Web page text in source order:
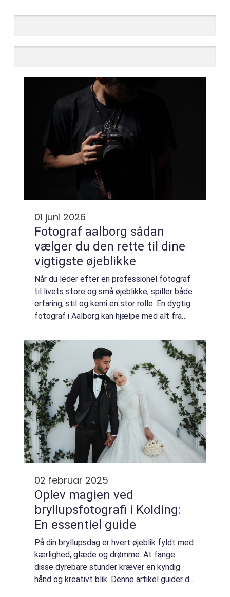
01 juni 2026
Fotograf aalborg sådan
vælger du den rette til dine
vigtigste øjeblikke
Når du leder efter en professionel fotograf
til livets store og små øjeblikke, spiller både
erfaring, stil og kemi en stor rolle. En dygtig
fotograf i Aalborg kan hjælpe med alt fra
erhvervsportrætter og billeder ...
02 februar 2025
Oplev magien ved
bryllupsfotografi i Kolding:
En essentiel guide
På din bryllupsdag er hvert øjeblik fyldt med
kærlighed, glæde og drømme. At fange
disse dyrebare stunder kræver en kyndig
hånd og kreativt blik. Denne artikel guider dig